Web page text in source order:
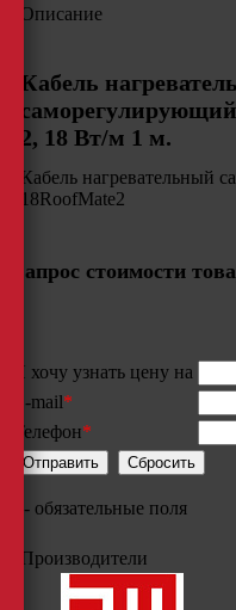
Описание
Кабель
2, 18 Вт/м 1 м.
Кабель нагревательный
18RoofMate2
Запрос стоимости
Я хочу узнать цену на
E-mail*
Телефон*
- обязательные поля
Производители